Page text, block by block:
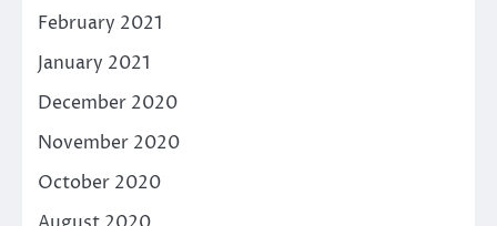
February 2021
January 2021
December 2020
November 2020
October 2020